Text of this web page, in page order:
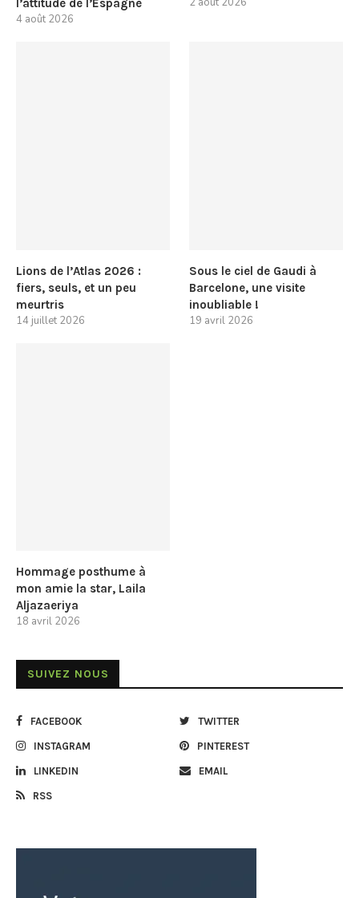
l’attitude de l’Espagne
4 août 2026
Lions de l’Atlas 2026 :
fiers, seuls, et un peu
meurtris
14 juillet 2026
Sous le ciel de Gaudi à
Barcelone, une visite
inoubliable !
19 avril 2026
Hommage posthume à
mon amie la star, Laila
Aljazaeriya
18 avril 2026
SUIVEZ NOUS
FACEBOOK TWITTER
INSTAGRAM PINTEREST
LINKEDIN EMAIL
RSS